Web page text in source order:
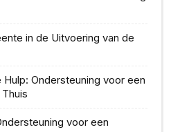
in de Uitvoering van de
Ondersteuning voor een
voor een